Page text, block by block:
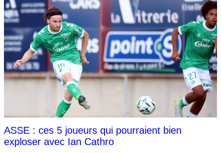
ASSE : ces 5 joueurs qui pourraient bien
exploser avec Ian Cathro